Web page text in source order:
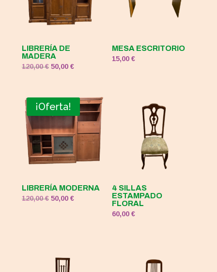
LIBRERÍA DE
MADERA
120,00€ El
era:
120,00 €.
50,00 €El
es:
50,00 €.
MESA ESCRITORIO
15,00€
¡Oferta!
LIBRERÍA MODERNA
120,00€ El
50,00 €El
4 SILLAS
ESTAMPADO
FLORAL
60,00€